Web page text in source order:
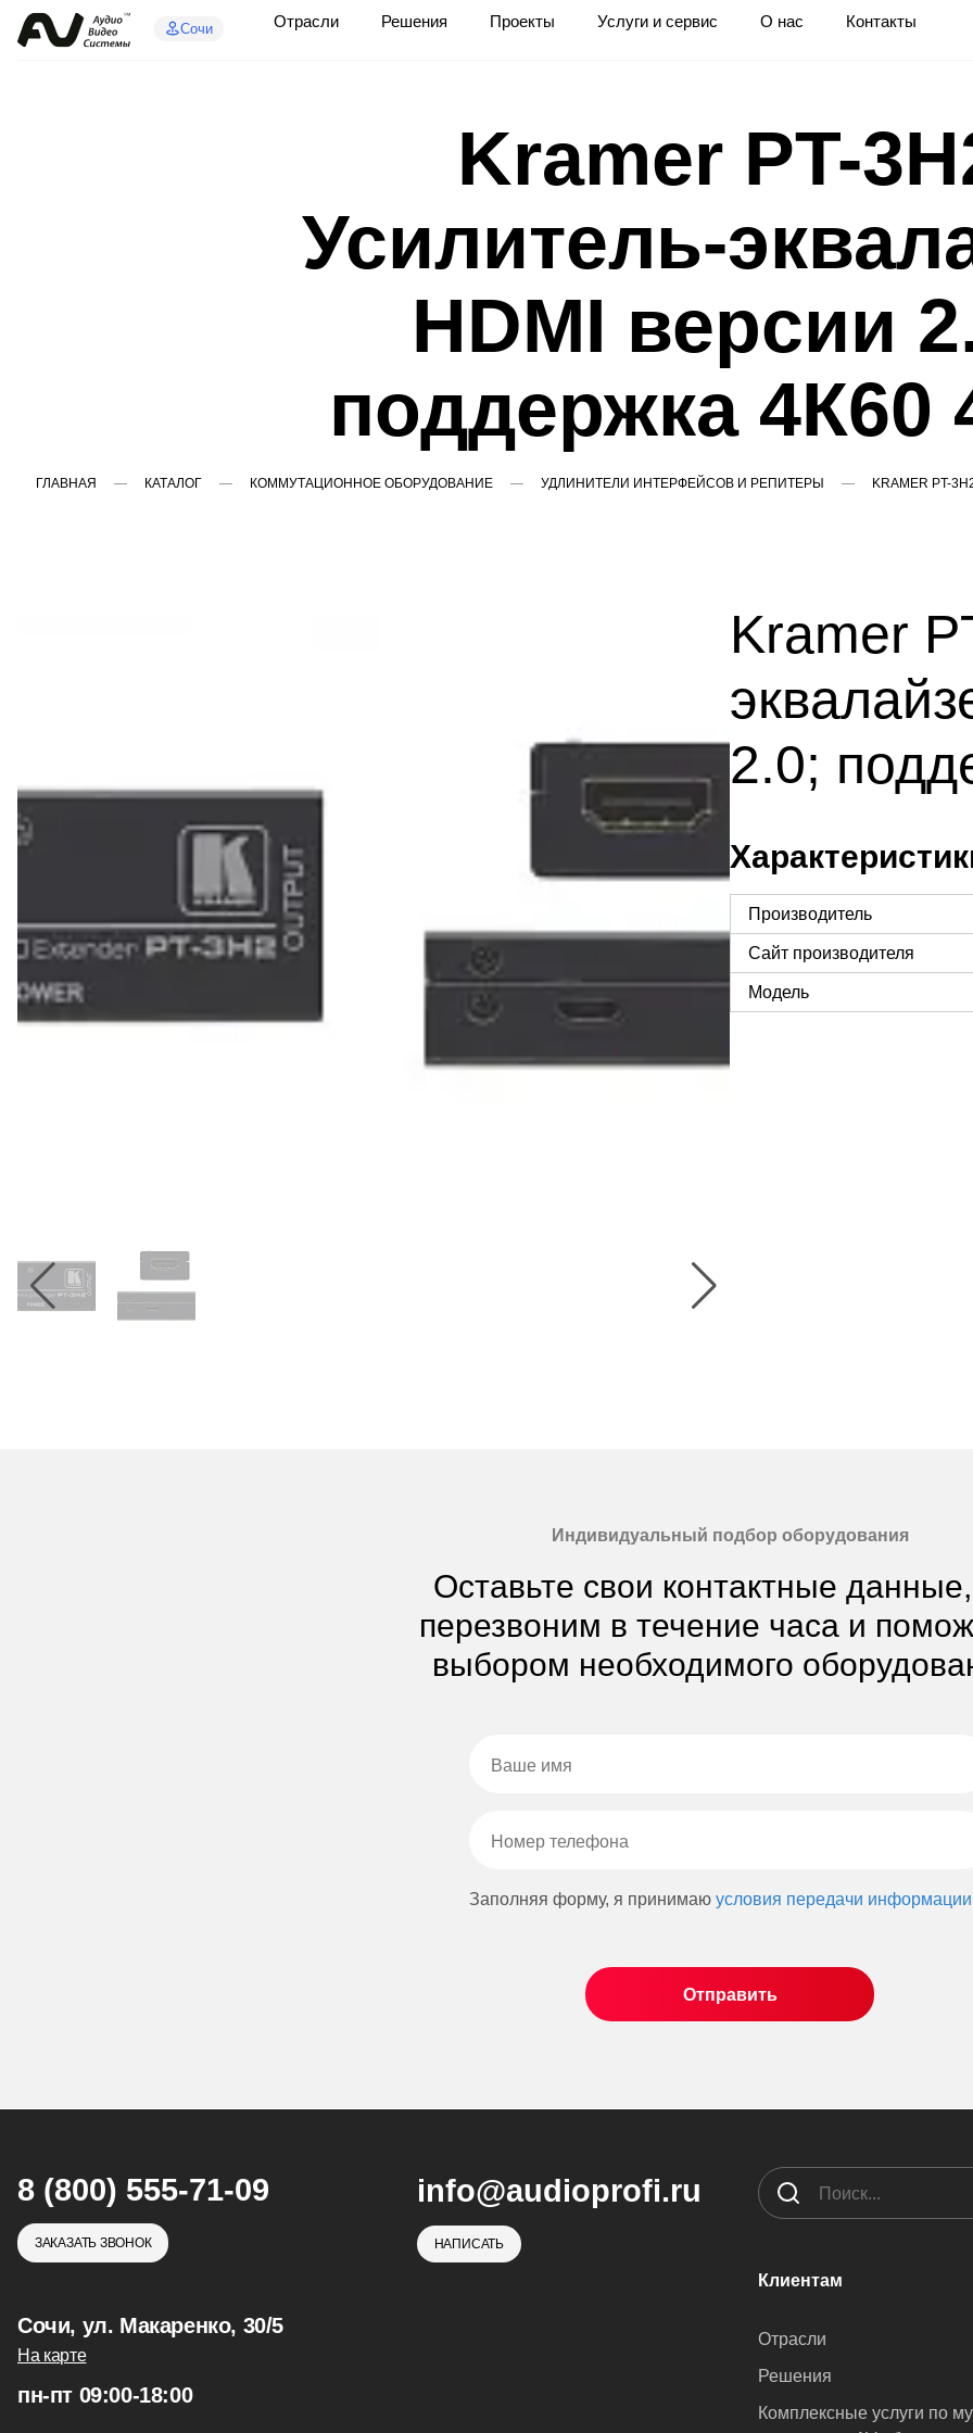
Сочи Отрасли Решения Проекты Услуги и сервис О нас Контакты
Kramer PT-
Усилитель-
HDMI версии
поддержка 4К60
ГЛАВНАЯ КАТАЛОГ КОММУТАЦИОННОЕ ОБОРУДОВАНИЕ УДЛИНИТЕЛИ ИНТЕРФЕЙСОВ И РЕПИТЕРЫ KRAMER PT-
Kramer
2.0;
Производитель
Сайт производителя
Модель
Индивидуальный подбор оборудования
Оставьте свои контактные
перезвоним в течение часа и
выбором необходимого
Заполняя форму, я принимаю условия передачи информации
8 (800) 555-71-09
ЗАКАЗАТЬ ЗВОНОК
info@audioprofi.ru
НАПИСАТЬ
Сочи, ул. Макаренко, 30/5
На карте
пн-пт 09:00-18:00
Клиентам
Отрасли
Решения
Комплексные услуги по